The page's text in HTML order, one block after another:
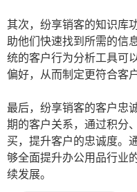
其次，纷享销客的知识库
助他们快速找到所需的信
统的客户行为分析工具可
偏好，从而制定更符合客
最后，纷享销客的客户忠
期的客户关系，通过积分
买，提升客户的忠诚度。
够全面提升办公用品行业
续发展。